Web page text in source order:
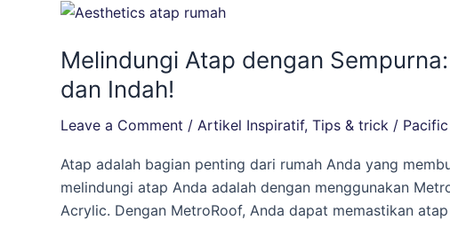
Melindungi Atap dengan
dan Indah!
Leave a Comment / Artikel Inspiratif, Tips & trick /
Atap adalah bagian penting dari rumah Anda yang
melindungi atap Anda adalah dengan menggunakan
Acrylic. Dengan MetroRoof, Anda dapat memastikan
Melindungi
dengan
Sempurna:
Keajaiban
MetroRoof
Pacific
Paint
untuk